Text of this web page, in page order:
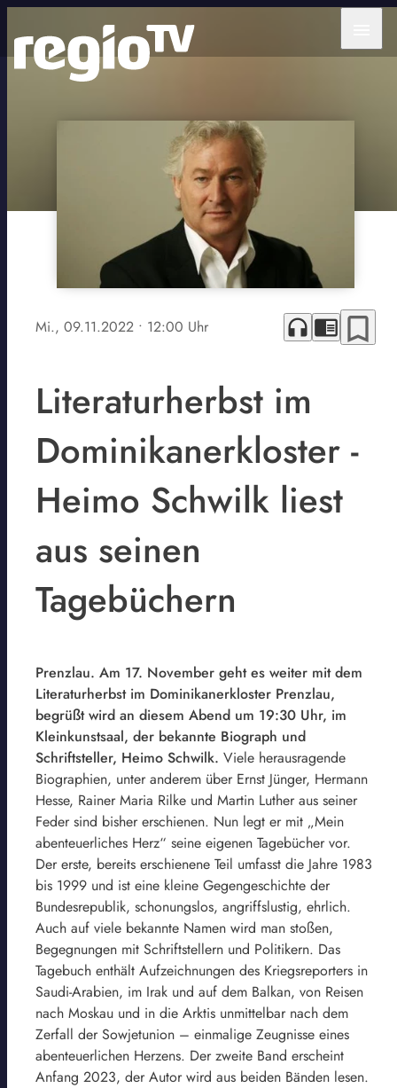
Mi., 09.11.2022 • 12:00 Uhr headphones chrome_reader_mode bookmark_border
Literaturherbst im
Dominikanerkloster -
Heimo Schwilk liest
aus seinen
Tagebüchern
Prenzlau. Am 17. November geht es weiter mit dem
Literaturherbst im Dominikanerkloster Prenzlau,
begrüßt wird an diesem Abend um 19:30 Uhr, im
Kleinkunstsaal, der bekannte Biograph und
Schriftsteller, Heimo Schwilk. Viele herausragende
Biographien, unter anderem über Ernst Jünger, Hermann
Hesse, Rainer Maria Rilke und Martin Luther aus seiner
Feder sind bisher erschienen. Nun legt er mit „Mein
abenteuerliches Herz“ seine eigenen Tagebücher vor.
Der erste, bereits erschienene Teil umfasst die Jahre 1983
bis 1999 und ist eine kleine Gegengeschichte der
Bundesrepublik, schonungslos, angriffslustig, ehrlich.
Auch auf viele bekannte Namen wird man stoßen,
Begegnungen mit Schriftstellern und Politikern. Das
Tagebuch enthält Aufzeichnungen des Kriegsreporters in
Saudi-Arabien, im Irak und auf dem Balkan, von Reisen
nach Moskau und in die Arktis unmittelbar nach dem
Zerfall der Sowjetunion – einmalige Zeugnisse eines
abenteuerlichen Herzens. Der zweite Band erscheint
Anfang 2023, der Autor wird aus beiden Bänden lesen.